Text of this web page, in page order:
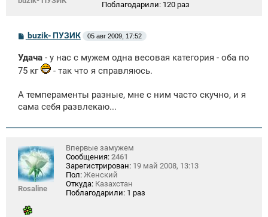
Поблагодарили: 120 раз
С
о
б
щ
е
и
buzik- ПУЗИК 05 авг 2009, 17:52
Удача - у нас с мужем одна весовая категория - оба по
75 кг
- так что я справляюсь.
А темпераменты разные, мне с ним часто скучно, и я
сама себя развлекаю...
Rosaline
Впервые замужем
Сообщения: 2461
Зарегистрирован: 19 май 2008, 13:13
Пол: Женский
Откуда: Казахстан
Поблагодарили: 1 раз